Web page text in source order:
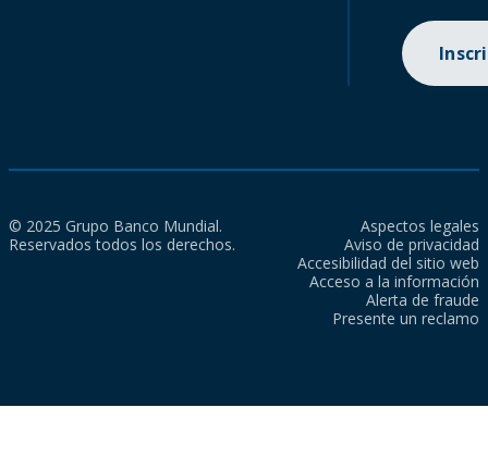
© 2025 Grupo Banco Mundial.
Reservados todos los derechos.
Aspectos legales
Aviso de privacidad
Accesibilidad del sitio web
Acceso a la información
Alerta de fraude
Presente un reclamo